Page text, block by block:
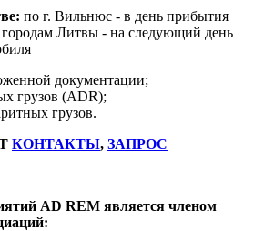
по г. Вильнюс - в день прибытия
Литвы - на следующий день
документации;
грузов (ADR);
грузов.
КОНТАКТЫ, ЗАПРОС
AD REM является членом